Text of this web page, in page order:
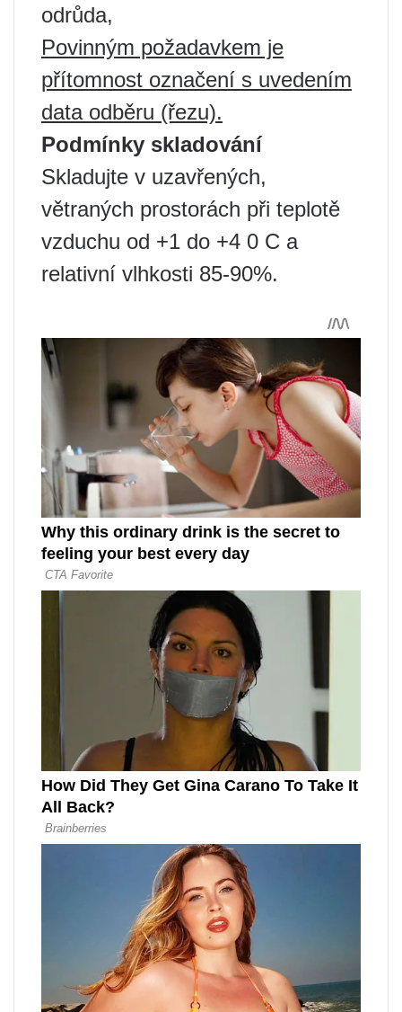
odrůda,
Povinným požadavkem je
přítomnost označení s uvedením
data odběru (řezu).
Podmínky skladování
Skladujte v uzavřených,
větraných prostorách při teplotě
vzduchu od +1 do +4 0 C a
relativní vlhkosti 85-90%.